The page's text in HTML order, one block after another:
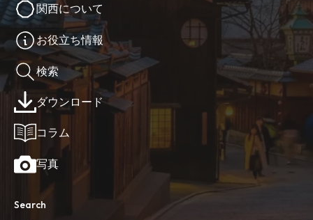
関西について
お役立ち情報
検索
ダウンロード
コラム
写真
Search